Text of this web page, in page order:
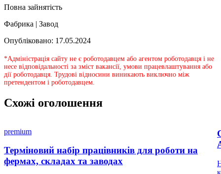
Повна зайнятість
Фабрика | Завод
Опубліковано: 17.05.2024
*Адміністрація сайту не є роботодавцем або агентом роботодавця і не
несе відповідальності за зміст вакансії, умови працевлаштування або
дії роботодавця. Трудові відносини виникають виключно між
претендентом і роботодавцем.
Схожі оголошення
premium
Терміновий набір працівників для роботи на
фермах, складах та заводах